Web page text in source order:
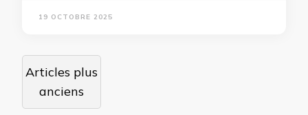
19 OCTOBRE 2025
Navigation
des
articles
Articles plus
anciens